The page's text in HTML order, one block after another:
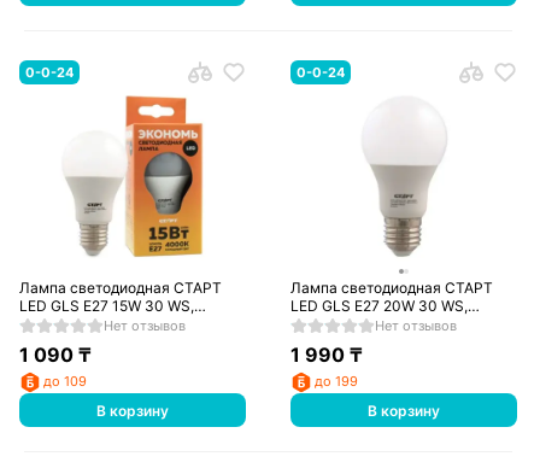
0-0-24
Лампа светодиодная СТАРТ
LED GLS E27 15W 30 WS,
теплый
Нет отзывов
1 090₸
до 109
В корзину
0-0-24
Лампа светодиодная СТАРТ
LED GLS E27 20W 30 WS,
теплый
Нет отзывов
1 990 ₸
до 199
В корзину